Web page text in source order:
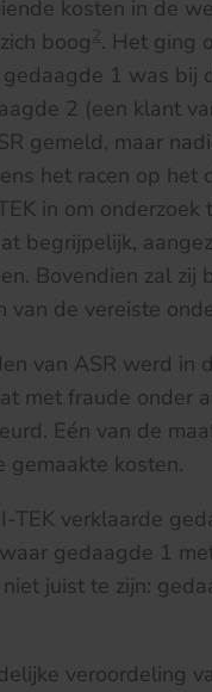
kosten in de
boog 2. Het ging
1 was bij
2 (een klant
gemeld, maar
het racen op het
in om
begrijpelijk,
Bovendien zal
van de vereiste
van ASR werd
met fraude onder
Eén van de
gemaakte kosten.
TEK verklaarde
gedaagde 1
niet juist te zijn:
veroordeling